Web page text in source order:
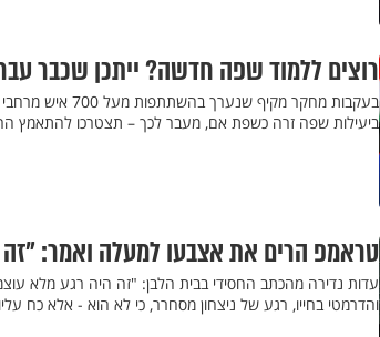
רוצים ללמוד שפה חדשה? ייתכן שכבר
בעקבות מחקר
ביעילות שפה זרה כשפת אם, מעבר לכך – תצטרכו להתאמץ
טראמפ הרים את אצבעו למעלה ואמר: "זה
עדות נדירה מהכתב החסידי בבית הלבן: "זה היה רגע מלא
והדרמטי בחייו, רגע של ניצחון מסחרר, כי לא הוא - אלא כח